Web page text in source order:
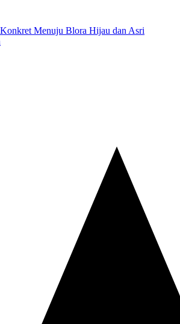
Menuju Blora Hijau dan Asri